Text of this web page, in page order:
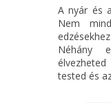
A nyár és
Nem
Néhány
tested és